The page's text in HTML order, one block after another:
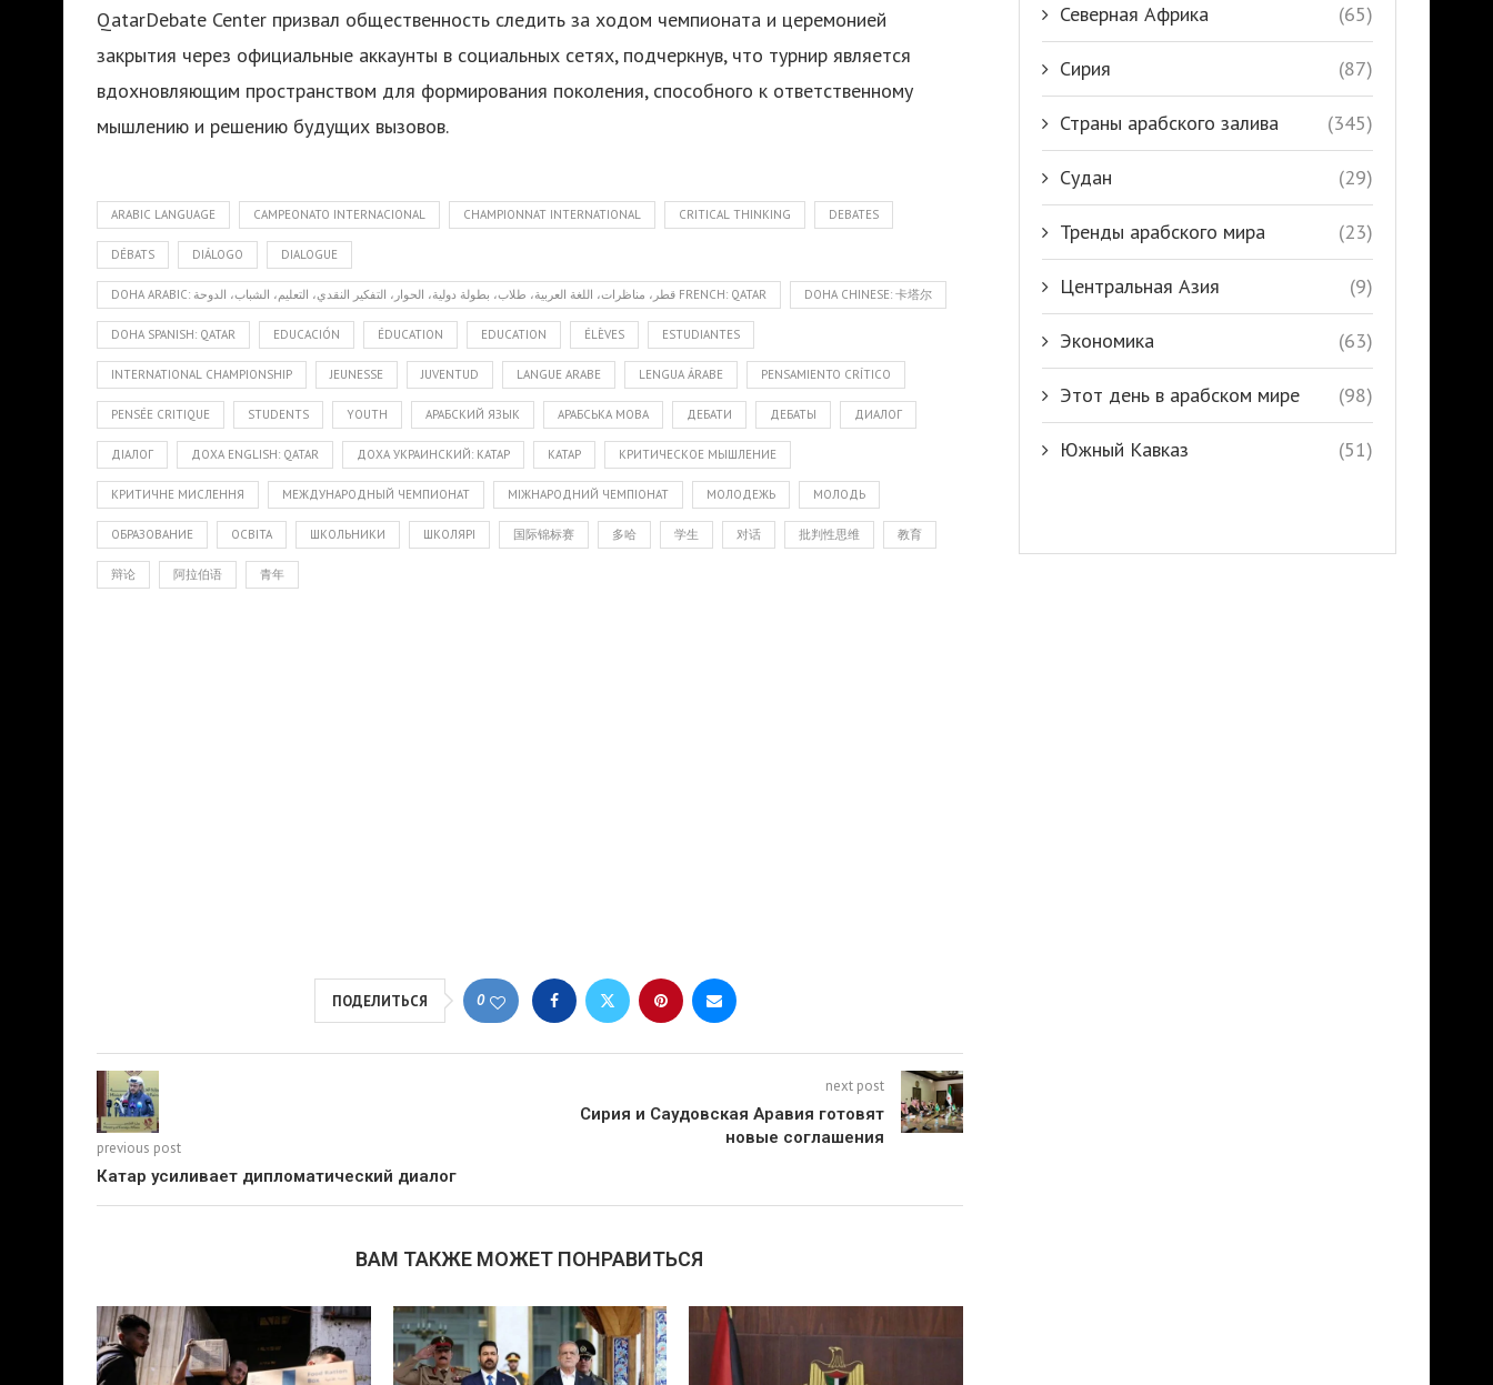
QatarDebate Center призвал общественность следить за ходом чемпионата и церемонией
закрытия через официальные аккаунты в социальных сетях, подчеркнув, что турнир является
вдохновляющим пространством для формирования поколения, способного к ответственному
мышлению и решению будущих вызовов.
ARABIC LANGUAGE CAMPEONATO INTERNACIONAL CHAMPIONNAT INTERNATIONAL CRITICAL THINKING DEBATES
DÉBATS DIÁLOGO DIALOGUE
DOHA ARABIC: قطر، مناظرات، اللغة العربية، طلاب، بطولة دولية، الحوار، التفكير النقدي، التعليم، الشباب، الدوحة FRENCH: QATAR DOHA CHINESE: 卡塔尔
DOHA SPANISH: QATAR EDUCACIÓN ÉDUCATION EDUCATION ÉLÈVES ESTUDIANTES
INTERNATIONAL CHAMPIONSHIP JEUNESSE JUVENTUD LANGUE ARABE LENGUA ÁRABE PENSAMIENTO CRÍTICO
PENSÉE CRITIQUE STUDENTS YOUTH АРАБСКИЙ ЯЗЫК АРАБСЬКА МОВА ДЕБАТИ ДЕБАТЫ ДИАЛОГ
ДІАЛОГ ДОХА ENGLISH: QATAR ДОХА УКРАИНСКИЙ: КАТАР КАТАР КРИТИЧЕСКОЕ МЫШЛЕНИЕ
КРИТИЧНЕ МИСЛЕННЯ МЕЖДУНАРОДНЫЙ ЧЕМПИОНАТ МІЖНАРОДНИЙ ЧЕМПІОНАТ МОЛОДЕЖЬ МОЛОДЬ
ОБРАЗОВАНИЕ ОСВІТА ШКОЛЬНИКИ ШКОЛЯРІ 国际锦标赛 多哈 学生 对话 批判性思维 教育
辩论 阿拉伯语 青年
ПОДЕЛИТЬСЯ 0
previous post
Катар усиливает дипломатический диалог
next post
Сирия и Саудовская Аравия готовят
новые соглашения
ВАМ ТАКЖЕ МОЖЕТ ПОНРАВИТЬСЯ
Северная Африка (65)
Сирия (87)
Страны арабского залива (345)
Судан (29)
Тренды арабского мира (23)
Центральная Азия (9)
Экономика (63)
Этот день в арабском мире (98)
Южный Кавказ (51)